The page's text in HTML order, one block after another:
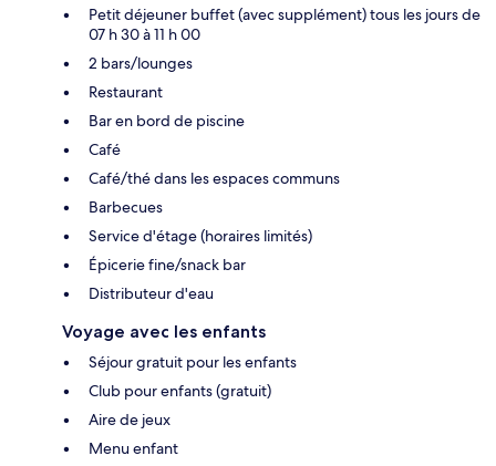
Petit déjeuner buffet (avec supplément) tous les jours de
07 h 30 à 11 h 00
2 bars/lounges
Restaurant
Bar en bord de piscine
Café
Café/thé dans les espaces communs
Barbecues
Service d'étage (horaires limités)
Épicerie fine/snack bar
Distributeur d'eau
Voyage avec les enfants
Séjour gratuit pour les enfants
Club pour enfants (gratuit)
Aire de jeux
Menu enfant